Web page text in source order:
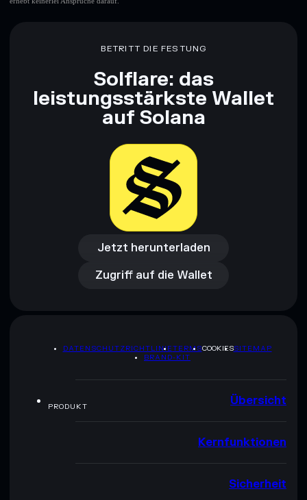
BETRITT DIE FESTUNG
Solflare: das
leistungsstärkste Wallet
auf Solana
Jetzt herunterladen
Jetzt herunterladen
Zugriff auf die Wallet
Zugriff auf die Wallet
DATENSCHUTZRICHTLINIETERMSCOOKIESSITEMAP
BRAND-KIT
PRODUKT Übersicht
Kernfunktionen
Sicherheit